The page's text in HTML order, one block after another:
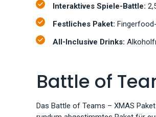
Interaktives Spiele-Battle:
Festliches Paket:
All-Inclusive Drinks:
Battle of
Das Battle of Teams – XMAS